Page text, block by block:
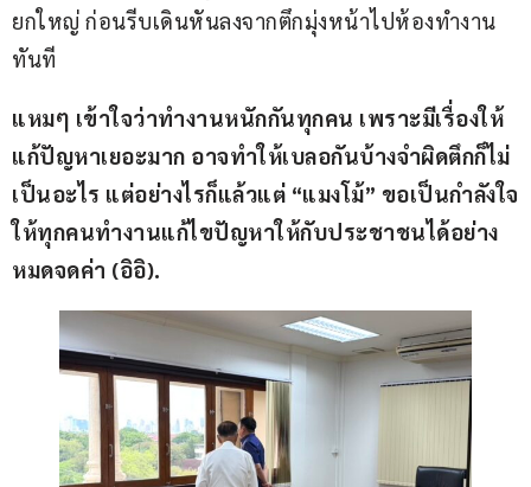
ยกใหญ่ ก่อนรีบเดินหันลงจากตึกมุ่งหน้าไปห้องทำงาน
ทันที
แหมๆ เข้าใจว่าทำงานหนักกันทุกคน เพราะมีเรื่องให้
แก้ปัญหาเยอะมาก อาจทำให้เบลอกันบ้างจำผิดตึกก็ไม่
เป็นอะไร แต่อย่างไรก็แล้วแต่ “แมงโม้” ขอเป็นกำลังใจ
ให้ทุกคนทำงานแก้ไขปัญหาให้กับประชาชนได้อย่าง
หมดจดค่า (อิอิ).